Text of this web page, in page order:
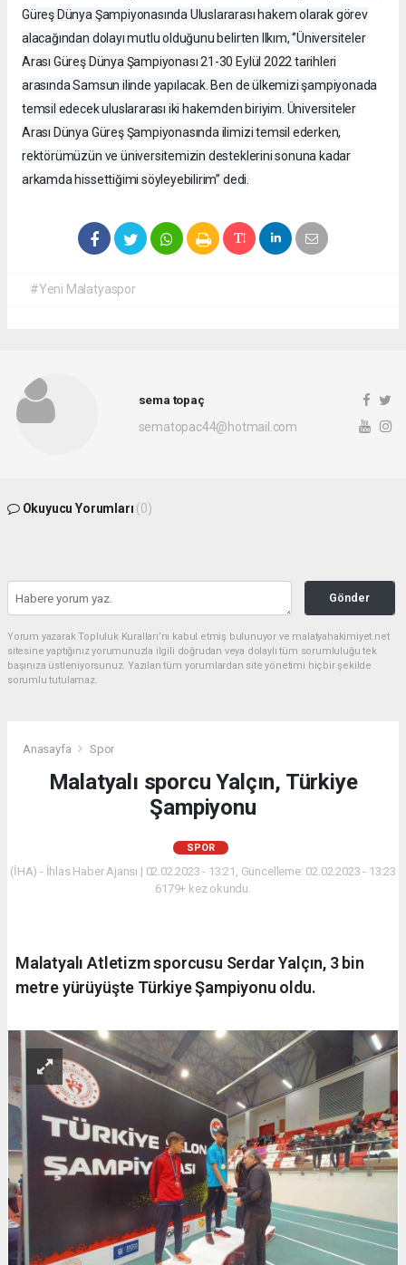
Güreş Dünya Şampiyonasında Uluslararası hakem olarak görev
alacağından dolayı mutlu olduğunu belirten Ilkım, ‘’Üniversiteler
Arası Güreş Dünya Şampiyonası 21-30 Eylül 2022 tarihleri
arasında Samsun ilinde yapılacak. Ben de ülkemizi şampiyonada
temsil edecek uluslararası iki hakemden biriyim. Üniversiteler
Arası Dünya Güreş Şampiyonasında ilimizi temsil ederken,
rektörümüzün ve üniversitemizin desteklerini sonuna kadar
arkamda hissettiğimi söyleyebilirim” dedi.
#Yeni Malatyaspor
sema topaç
sematopac44@hotmail.com
Okuyucu Yorumları (0)
Gönder
Yorum yazarak Topluluk Kuralları’nı kabul etmiş bulunuyor ve malatyahakimiyet.net
sitesine yaptığınız yorumunuzla ilgili doğrudan veya dolaylı tüm sorumluluğu tek
başınıza üstleniyorsunuz. Yazılan tüm yorumlardan site yönetimi hiçbir şekilde
sorumlu tutulamaz.
Anasayfa Spor
Malatyalı sporcu Yalçın, Türkiye
Şampiyonu
SPOR
(İHA) - İhlas Haber Ajansı | 02.02.2023 - 13:21, Güncelleme: 02.02.2023 - 13:23
6179+ kez okundu.
Malatyalı Atletizm sporcusu Serdar Yalçın, 3 bin
metre yürüyüşte Türkiye Şampiyonu oldu.